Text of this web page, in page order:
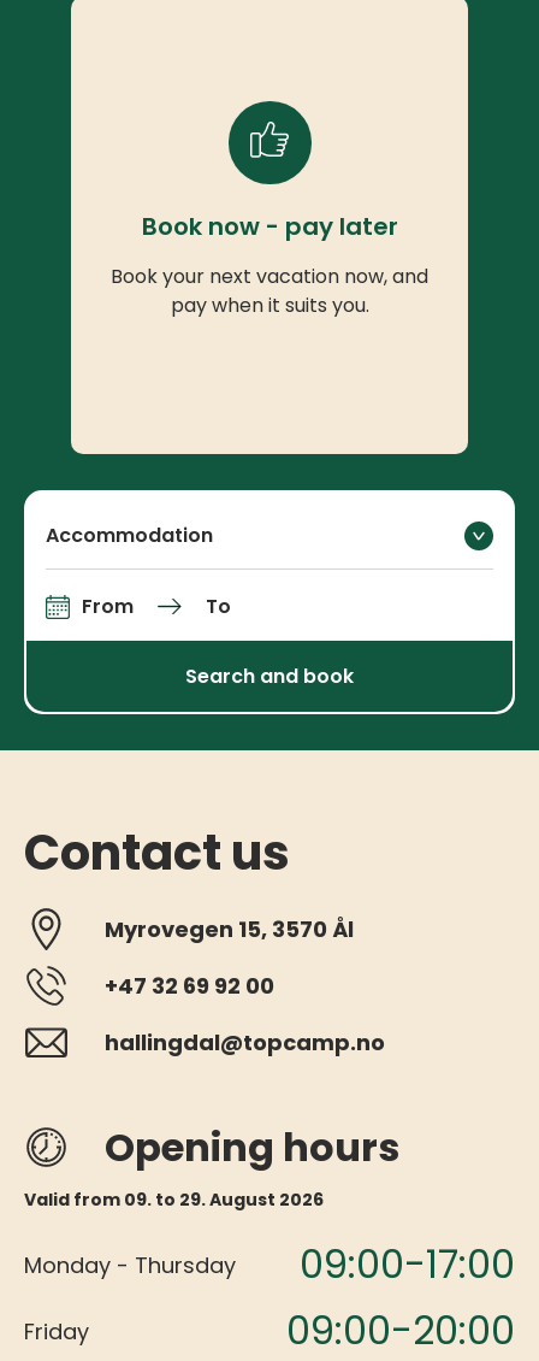
Book now - pay later
Book your next vacation now, and
pay when it suits you.
Accommodation
Arrival and departure
From To
Search and book
Contact us
Myrovegen 15, 3570 Ål
+47 32 69 92 00
hallingdal@topcamp.no
Opening hours
Valid from 09. to 29. August 2026
Monday - Thursday 09:00-17:00
Friday 09:00-20:00